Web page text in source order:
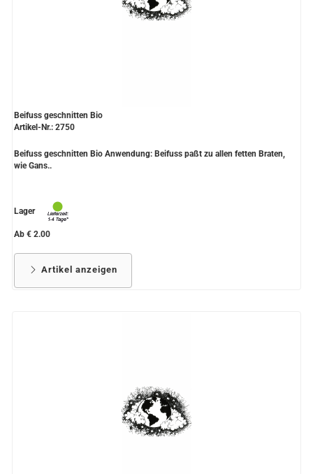
Beifuss geschnitten Bio
Artikel-Nr.: 2750
Beifuss geschnitten Bio Anwendung: Beifuss paßt zu allen fetten Braten,
wie Gans..
Lager
Ab € 2.00
Artikel anzeigen